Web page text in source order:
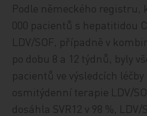
Podle německého
000 pacientů s hepatitidou
LDV/SOF, případně v
po dobu 8 a 12 týdnů, byly
pacientů ve výsledcích
osmitýdenní terapie LDV/
dosáhla SVR12 v 98 %,